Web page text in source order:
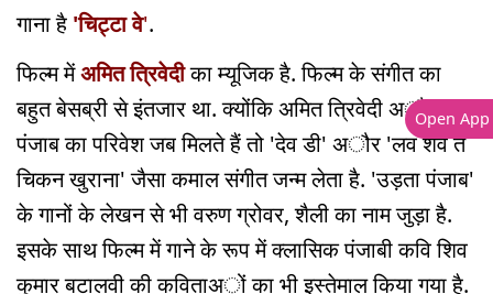
गाना है 'चिट्टा वे'.
फिल्म मेंअमित त्रिवेदीका म्यूजिक है. फिल्म के संगीत का
बहुत बेसब्री से इंतजार था. क्योंकि अमित त्रिवेदी अौर
पंजाब का परिवेश जब मिलते हैं तो 'देव डी' अौर 'लव शव ते
चिकन खुराना' जैसा कमाल संगीत जन्म लेता है. 'उड़ता पंजाब'
के गानों के लेखन से भी वरुण ग्रोवर, शैली का नाम जुड़ा है.
इसके साथ फिल्म में गाने के रूप में क्लासिक पंजाबी कवि शिव
कुमार बटालवी की कविताअों का भी इस्तेमाल किया गया है.
Open App